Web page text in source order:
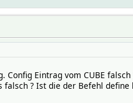
Config Eintrag vom CUBE falsch
? Ist die der Befehl define